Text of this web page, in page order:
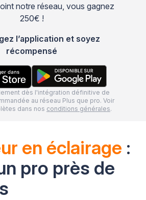
notre réseau, vous gagnez
250€ !
l’application et soyez
récompensé
dès l'intégration définitive de
au réseau Plus que pro. Voir
dans nos conditions générales.
en éclairage :
pro près de